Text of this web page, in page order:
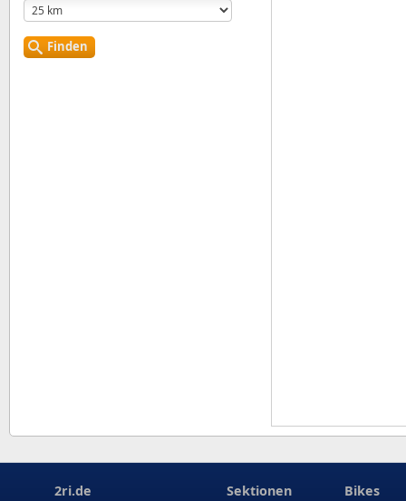
Finden
2ri.de Sektionen Bikes